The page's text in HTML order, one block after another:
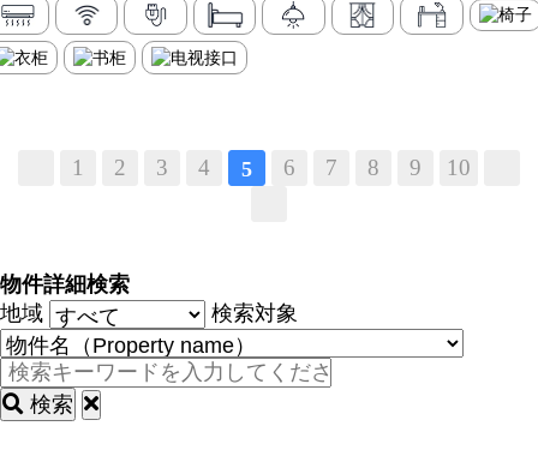
1 2 3 4 5 6 7 8 9 10
物件詳細検索
地域
検索対象
検索